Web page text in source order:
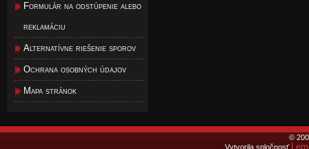
Formulár na odstúpenie alebo
reklamáciu
Alternatívne riešenie sporov
Ochrana osobných údajov
Mapa stránok
©
Vytvorila spločnosť